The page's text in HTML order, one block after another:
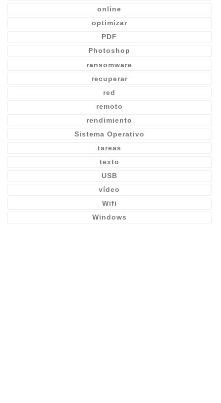
online
optimizar
PDF
Photoshop
ransomware
recuperar
red
remoto
rendimiento
Sistema Operativo
tareas
texto
USB
vídeo
Wifi
Windows